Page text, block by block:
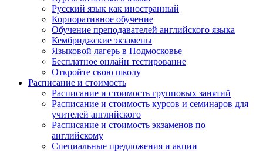
Русский язык как иностранный
Корпоративное обучение
Обучение преподавателей английского языка
Кембриджские экзамены
Языковой лагерь в Подмосковье
Бесплатное онлайн тестирование
Откройте свою школу
Расписание и стоимость
Расписание и стоимость групповых занятий
Расписание и стоимость курсов и семинаров для
учителей английского
Расписание и стоимость экзаменов по
английскому
Специальные предложения и акции